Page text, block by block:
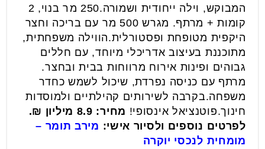
המבוקש, וילה ייחודית ושמורה.250 מר בנוי, 2
קומות + מרתף. מגרש 500 מר עם בריכה וחצר
היקפית מטופחת ופסטורלית.הווילה משפחתית,
מתוכננת בעיצוב אדריכלי מיוחד, עם חללים
גבוהים ופינות אירוח מרווחות בבית ובחצר.
מרתף עם כניסה נפרדת, שיכול לשמש כחדר
משפחה.בקרבה לשירותים קהילתיים ולמוסדות
חינוך.פוטנציאל אינסופי! מחיר: 8.9 מיליון ₪.
לפרטים נוספים ולסיור אישי: מירב תומר –
מומחית לנכסי יוקרה